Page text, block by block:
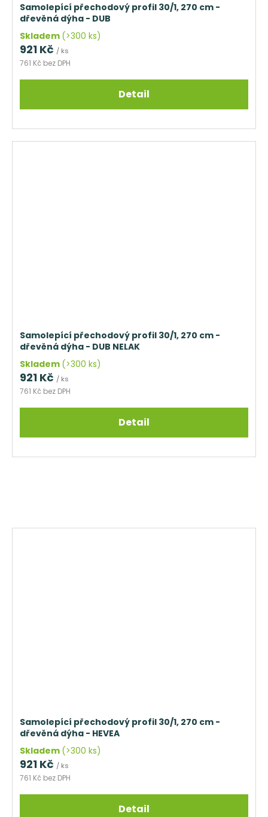
Samolepící přechodový profil 30/1, 270 cm -
dřevěná dýha - DUB
Skladem (>300 ks)
761 Kč bez DPH
921 Kč / ks
Detail
Samolepící přechodový profil 30/1, 270 cm -
dřevěná dýha - DUB NELAK
Skladem (>300 ks)
761 Kč bez DPH
921 Kč / ks
Detail
Samolepící přechodový profil 30/1, 270 cm -
dřevěná dýha - HEVEA
Skladem (>300 ks)
761 Kč bez DPH
921 Kč / ks
Detail